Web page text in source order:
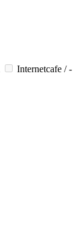
Internetcafe / -